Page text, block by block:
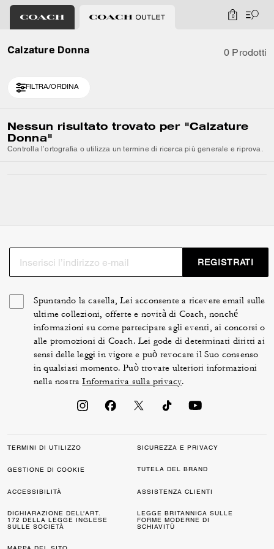
0
Calzature Donna 0 Prodotti
FILTRA/ORDINA
Nessun risultato trovato per "Calzature
Donna"
Controlla l’ortografia o utilizza un termine di ricerca più generale e riprova.
REGISTRATI
Spuntando la casella, Lei acconsente a ricevere email sulle
ultime collezioni, offerte e novità di Coach, nonché
informazioni su come partecipare agli eventi, ai concorsi o
alle promozioni di Coach. Lei gode di determinati diritti ai
sensi delle leggi in vigore e può revocare il Suo consenso
in qualsiasi momento. Può trovare ulteriori informazioni
nella nostraInformativa sulla privacy.
TERMINI DI UTILIZZO SICUREZZA E PRIVACY
GESTIONE DI COOKIE TUTELA DEL BRAND
ACCESSIBILITÀ ASSISTENZA CLIENTI
DICHIARAZIONE DELL’ART.
172 DELLA LEGGE INGLESE
SULLE SOCIETÀ
LEGGE BRITANNICA SULLE
FORME MODERNE DI
SCHIAVITÙ